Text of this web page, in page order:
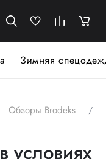
Зимняя
Обзоры Brodeks
условиях